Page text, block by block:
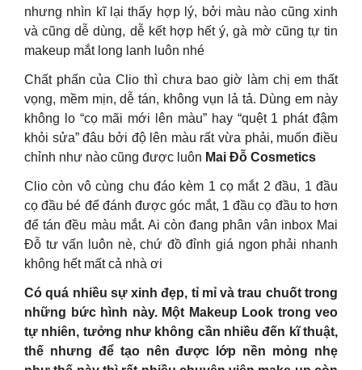
nhưng nhìn kĩ lại thấy hợp lý, bởi màu nào cũng xinh
và cũng dễ dùng, dễ kết hợp hết ý, gà mờ cũng tự tin
makeup mắt long lanh luôn nhé
Chất phấn của Clio thì chưa bao giờ làm chị em thất
vọng, mềm mịn, dễ tán, không vụn lả tả. Dùng em này
không lo “cọ mãi mới lên màu” hay “quệt 1 phát đậm
khỏi sửa” đâu bởi độ lên màu rất vừa phải, muốn điều
chỉnh như nào cũng được luôn Mai Đỗ Cosmetics
Clio còn vô cùng chu đáo kèm 1 cọ mắt 2 đầu, 1 đầu
cọ đầu bé để đánh được góc mắt, 1 đầu cọ đầu to hơn
để tán đều màu mắt. Ai còn đang phân vân inbox Mai
Đỗ tư vấn luôn nè, chứ đồ đỉnh giá ngon phải nhanh
không hết mất cả nhà ơi
Có quá nhiều sự xinh đẹp, tỉ mỉ và trau chuốt trong
những bức hình này. Một Makeup Look trong veo
tự nhiên, tưởng như không cần nhiều đến kĩ thuật,
thế nhưng để tạo nên được lớp nền mỏng nhẹ